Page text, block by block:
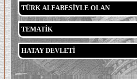
TÜRK ALFABESİYLE OLAN
TEMATİK
HATAY DEVLETİ